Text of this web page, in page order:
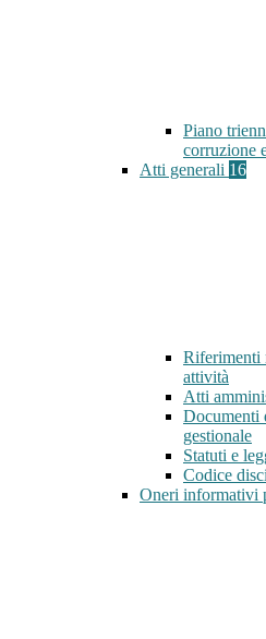
Piano
corruzione
Atti generali 16
Riferimenti
attività
Atti
Documenti
gestionale
Statuti e
Codice
Oneri informativi